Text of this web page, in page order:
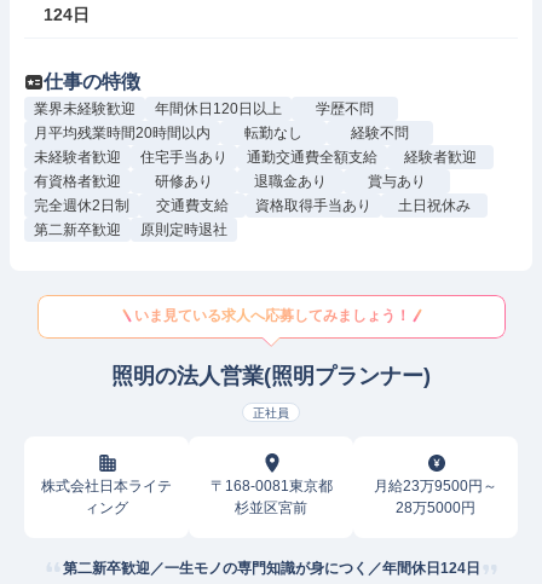
124日
仕事の特徴
業界未経験歓迎 年間休日120日以上
学歴不問
月平均残業時間20時間以内
転勤なし
経験不問
未経験者歓迎
住宅手当あり 通勤交通費全額支給
経験者歓迎
有資格者歓迎
研修あり 退職金あり
賞与あり
完全週休2日制
交通費支給 資格取得手当あり
土日祝休み
第二新卒歓迎
原則定時退社
いま見ている求人へ応募してみましょう！
照明の法人営業(照明プランナー)
正社員
株式会社日本ライテ
ィング
〒168-0081東京都
杉並区宮前
月給23万9500円～
28万5000円
第二新卒歓迎／一生モノの専門知識が身につく／年間休日124日